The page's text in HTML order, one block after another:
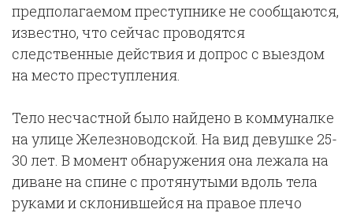
предполагаемом преступнике не сообщаются,
известно, что сейчас проводятся
следственные действия и допрос с выездом
на место преступления.
Тело несчастной было найдено в коммуналке
на улице Железноводской. На вид девушке 25-
30 лет. В момент обнаружения она лежала на
диване на спине с протянутыми вдоль тела
руками и склонившейся на правое плечо